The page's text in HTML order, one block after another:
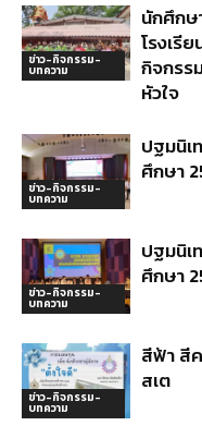
ข่าว-กิจกรรม-
บทความ
นักศึกษ
โรงเรี
กิจกรร
หัวใจ
ข่าว-กิจกรรม-
บทความ
ปฐมนิเ
ศึกษา
ข่าว-กิจกรรม-
บทความ
ปฐมนิเ
ศึกษา
ข่าว-กิจกรรม-
บทความ
สีฟ้า สี
สเต